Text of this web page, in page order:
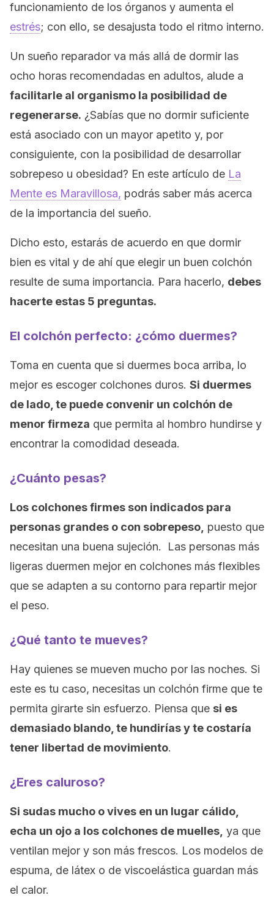
funcionamiento de los órganos y aumenta el
estrés; con ello, se desajusta todo el ritmo interno.
Un sueño reparador va más allá de dormir las
ocho horas recomendadas en adultos, alude a
facilitarle al organismo la posibilidad de
regenerarse. ¿Sabías que no dormir suficiente
está asociado con un mayor apetito y, por
consiguiente, con la posibilidad de desarrollar
sobrepeso u obesidad? En este artículo de La
Mente es Maravillosa, podrás saber más acerca
de la importancia del sueño.
Dicho esto, estarás de acuerdo en que dormir
bien es vital y de ahí que elegir un buen colchón
resulte de suma importancia. Para hacerlo, debes
hacerte estas 5 preguntas.
El colchón perfecto: ¿cómo duermes?
Toma en cuenta que si duermes boca arriba, lo
mejor es escoger colchones duros. Si duermes
de lado, te puede convenir un colchón de
menor firmeza que permita al hombro hundirse y
encontrar la comodidad deseada.
¿Cuánto pesas?
Los colchones firmes son indicados para
personas grandes o con sobrepeso, puesto que
necesitan una buena sujeción. Las personas más
ligeras duermen mejor en colchones más flexibles
que se adapten a su contorno para repartir mejor
el peso.
¿Qué tanto te mueves?
Hay quienes se mueven mucho por las noches. Si
este es tu caso, necesitas un colchón firme que te
permita girarte sin esfuerzo. Piensa que si es
demasiado blando, te hundirías y te costaría
tener libertad de movimiento.
¿Eres caluroso?
Si sudas mucho o vives en un lugar cálido,
echa un ojo a los colchones de muelles, ya que
ventilan mejor y son más frescos. Los modelos de
espuma, de látex o de viscoelástica guardan más
el calor.